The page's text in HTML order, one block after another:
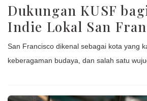
Dukungan KUSF
Indie Lokal San
San Francisco dikenal sebagai kota yang
keberagaman budaya, dan salah satu